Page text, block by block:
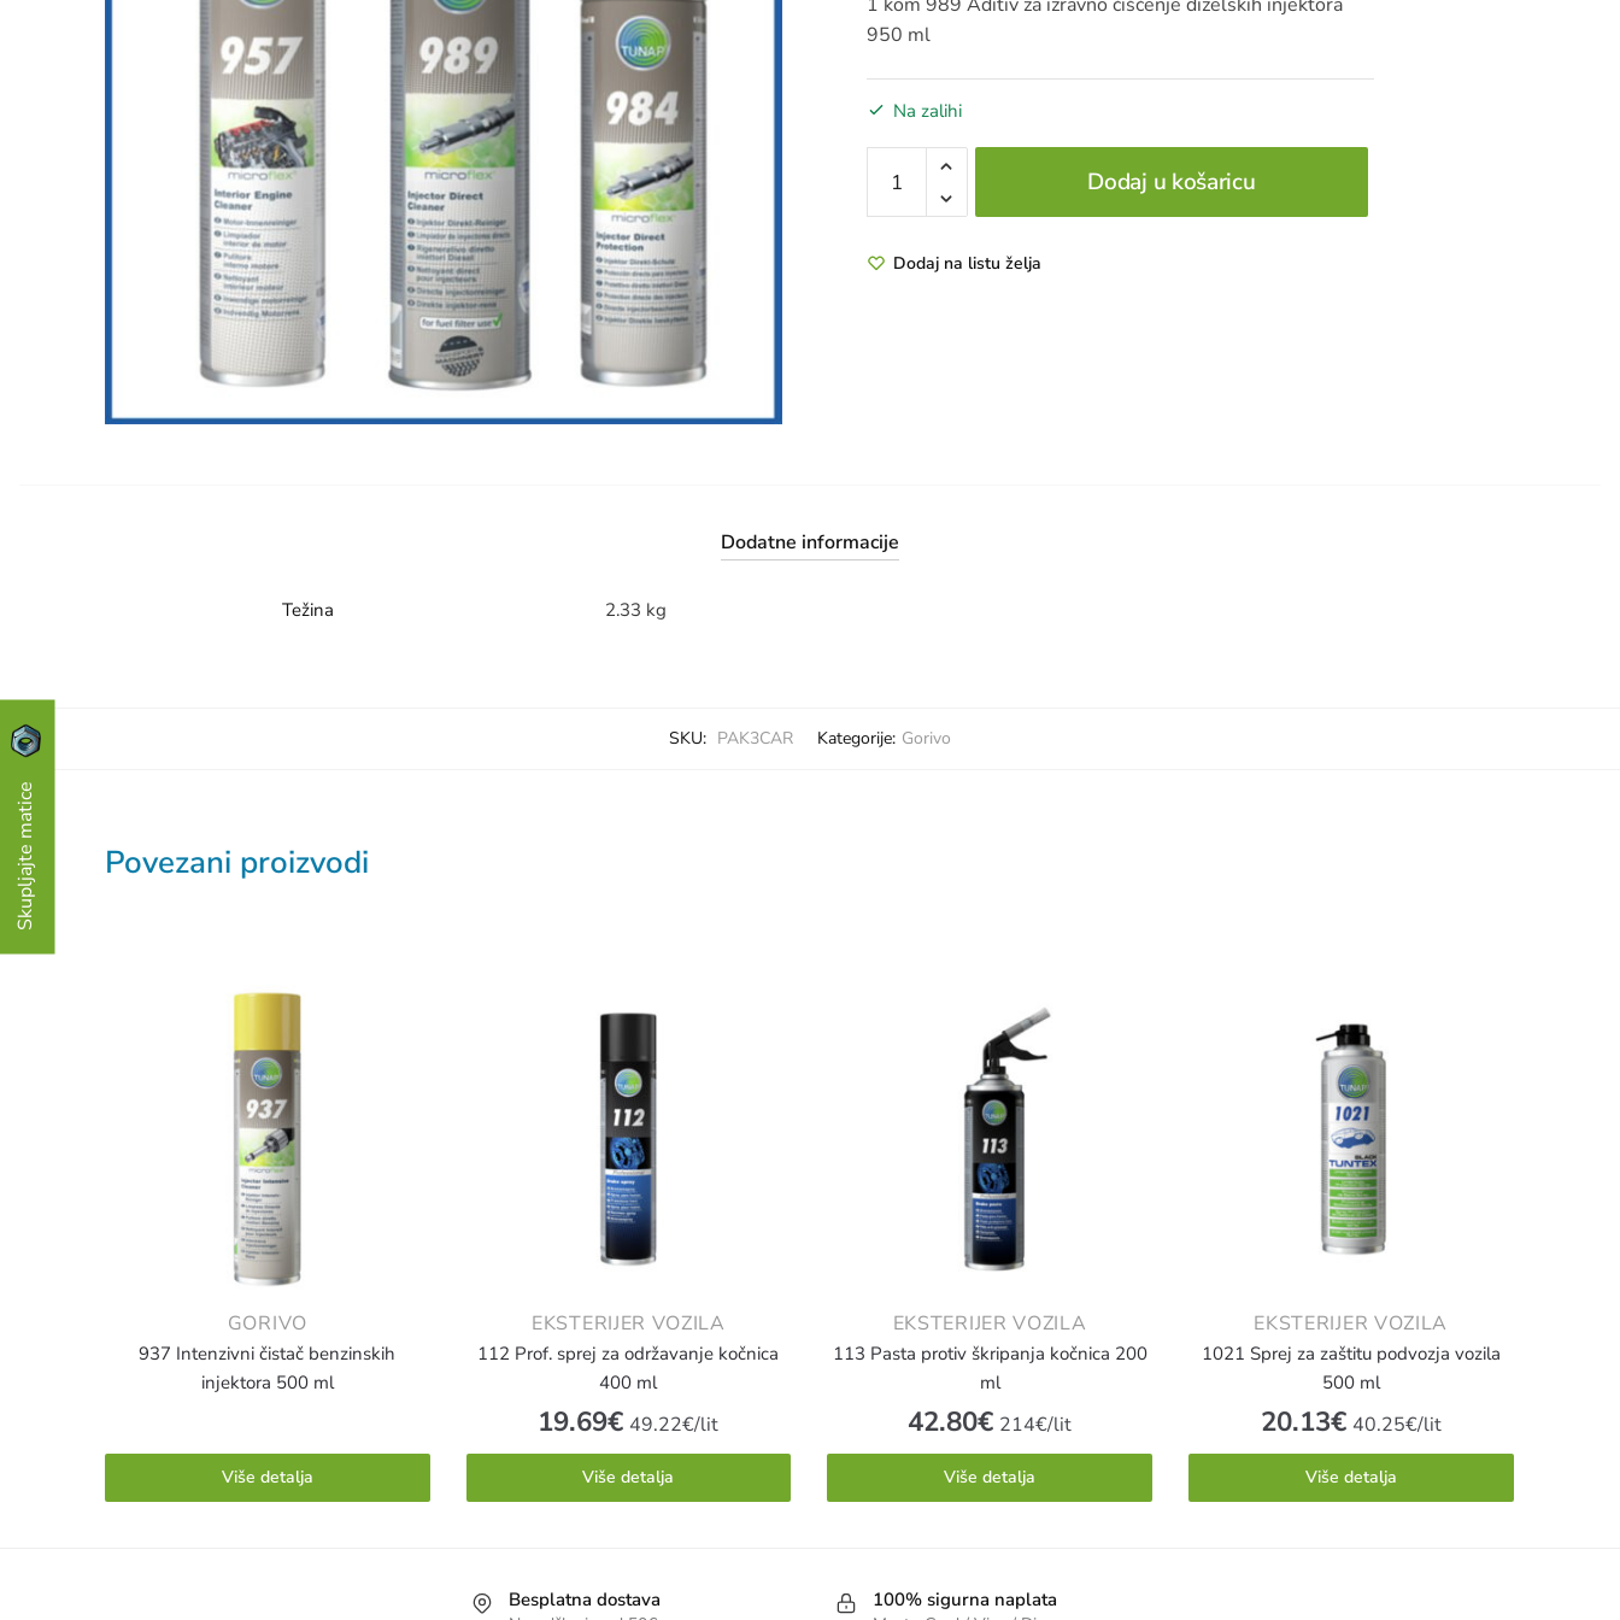
950 ml
Na zalihi
KORAKA
CARGO
Dodaj u košaricu
Dodaj na listu želja
Dodatne informacije
Težina 2.33 kg
SKU: PAK3CAR Kategorije: Gorivo
Povezani proizvodi
GORIVO
937 Intenzivni čistač benzinskih
injektora 500 ml
Više detalja
EKSTERIJER VOZILA
112 Prof. sprej za održavanje kočnica
400 ml
19.69€ 49.22€/lit
Više detalja
EKSTERIJER VOZILA
113 Pasta protiv škripanja kočnica 200
ml
42.80€ 214€/lit
Više detalja
EKSTERIJER VOZILA
1021 Sprej za zaštitu podvozja vozila
500 ml
20.13€ 40.25€/lit
Više detalja
Besplatna dostava 100% sigurna naplata
Skupljajte matice